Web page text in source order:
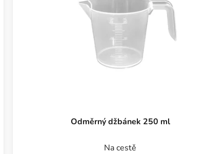
Odměrný džbánek 250 ml
Na cestě